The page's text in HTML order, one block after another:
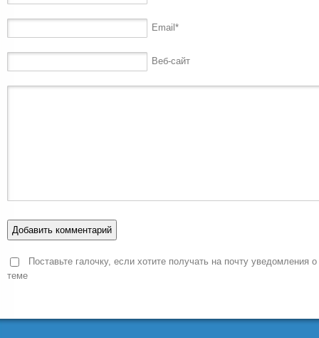
Email *
Веб-сайт
Поставьте галочку, если хотите получать на почту уведомления
теме